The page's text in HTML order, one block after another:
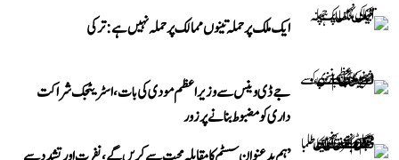
ایک ملک پر حملہ تینوں ممالک پر حملہ نہیں ہے: ترکی
جے ڈی وینس سے وزیر اعظم مودی کی بات، اسٹریٹجک شراکت
داری کو مضبوط بنانے پر زور